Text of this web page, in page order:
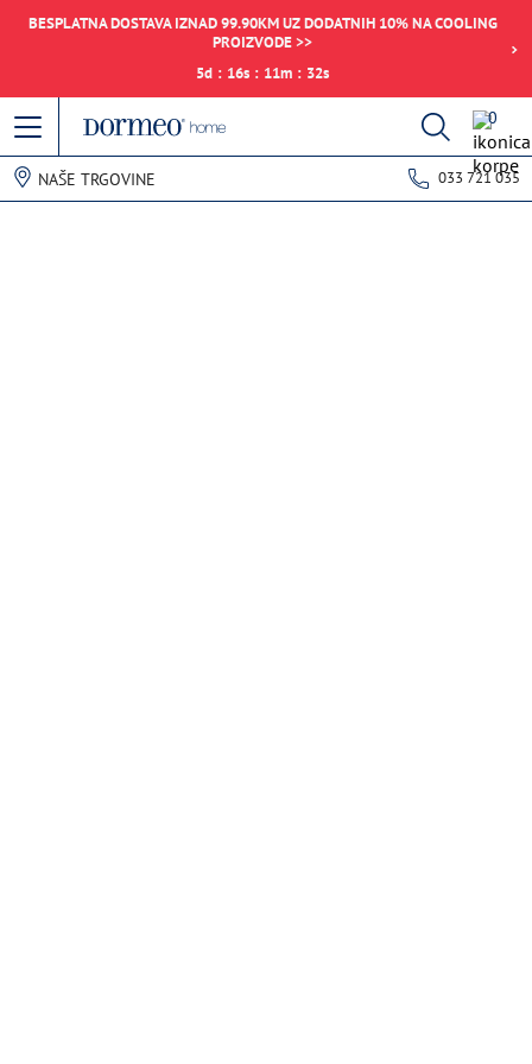
BESPLATNA DOSTAVA IZNAD 99.90KM UZ DODATNIH 10% NA COOLING
PROIZVODE >>
5d : 16s : 11m : 32s
0
NAŠE TRGOVINE 033 721 035